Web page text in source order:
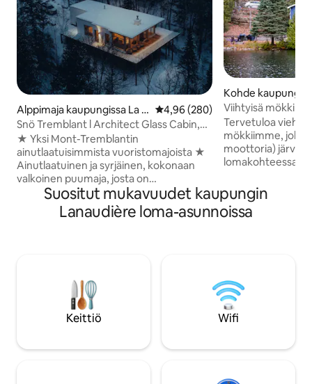
Alppimaja kaupungissa La C
onception
Keskimääräinen arvio 4,96/5,
4,96 (280)
Snö Tremblant l Architect Glass Cabin,
Spa &View#1
★ Yksi Mont-Tremblantin
ainutlaatuisimmista vuoristomajoista ★
Ainutlaatuinen ja syrjäinen, kokonaan
valkoinen puumaja, josta on
henkeäsalpaavat näkymät Mont-
Tremblantin vuorille! Mökki on
majesteettisesti lasitettu
Tremblantista. Täysin lasitettu
oleskelutila, kylpyamme, josta on
näkymä, panoraamaterassi ja oma
poreamme tarjoavat vertaansa vailla
kliffin reunalla sijaitsevassa kohteessa.
Kohde
y
Viihtyisä mökki
Montcalmin
Tervetuloa
mökkiimme, joka
moottoria)
lomakohteessa
varustettu keittiö
näkymät järvelle. Sisältyy nautittavaksi
järvellä: 2
Atlandtideen. 28
Parkiin. Huomaathan, että sinun tulee
tuoda oma
Suositut mukavuudet kaupungin
Lanaudière loma-asunnoissa
Keittiö Wifi